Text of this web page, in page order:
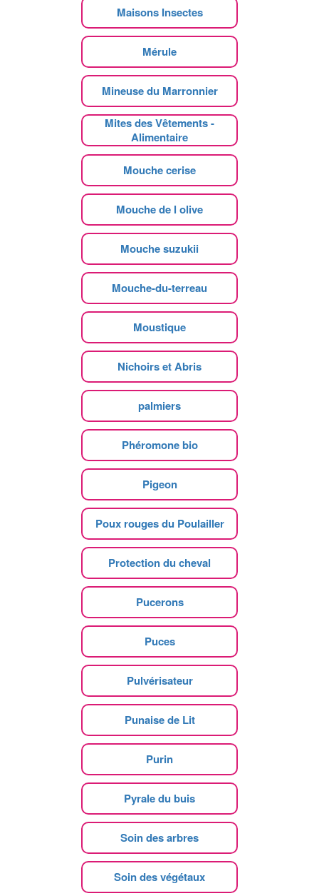
Maisons Insectes
Mérule
Mineuse du Marronnier
Mites des Vêtements -
Alimentaire
Mouche cerise
Mouche de l olive
Mouche suzukii
Mouche-du-terreau
Moustique
Nichoirs et Abris
palmiers
Phéromone bio
Pigeon
Poux rouges du Poulailler
Protection du cheval
Pucerons
Puces
Pulvérisateur
Punaise de Lit
Purin
Pyrale du buis
Soin des arbres
Soin des végétaux